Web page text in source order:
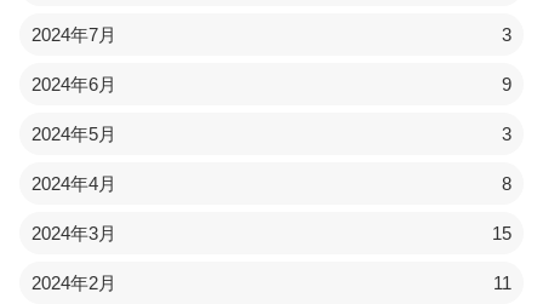
2024年7月 3
2024年6月 9
2024年5月 3
2024年4月 8
2024年3月 15
2024年2月 11